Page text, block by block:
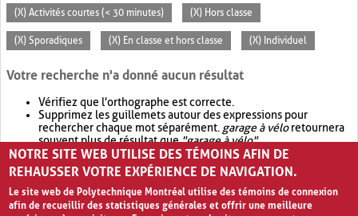
(X) Activités courtes (< 30 minutes) (X) Hors classe
(X) Sporadiques (X) En classe et hors classe (X) Individuel
Votre recherche n'a donné aucun résultat
Vérifiez que l'orthographe est correcte.
Supprimez les guillemets autour des expressions pour
rechercher chaque mot séparément. garage à véloretournera
souvent plus de résultat que"garage à vélo".
Envisagez d'élargir votre recherche avec OR.garage OR vélo
retournera souvent plus de résultat quegarage à vélo
NOTRE SITE WEB UTILISE DES TÉMOINS AFIN DE
REHAUSSER VOTRE EXPÉRIENCE DE NAVIGATION.
Le site web de Polytechnique Montréal utilise des témoins de connexion
afin de recueillir des statistiques générales et offrir une meilleure